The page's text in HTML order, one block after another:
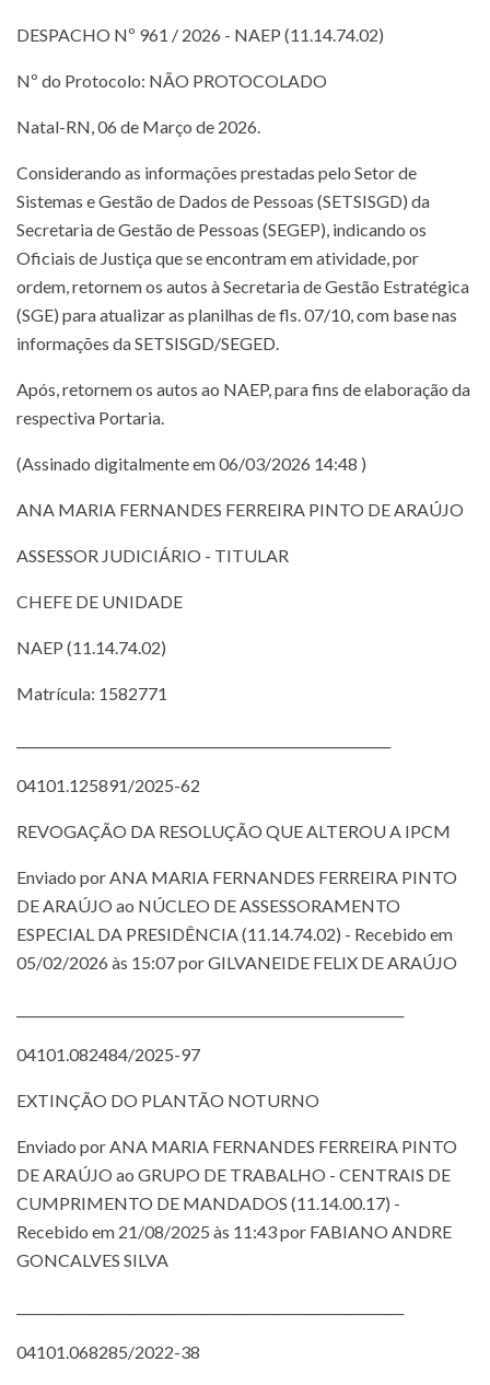
DESPACHO Nº 961 / 2026 - NAEP (11.14.74.02)
Nº do Protocolo: NÃO PROTOCOLADO
Natal-RN, 06 de Março de 2026.
Considerando as informações prestadas pelo Setor de
Sistemas e Gestão de Dados de Pessoas (SETSISGD) da
Secretaria de Gestão de Pessoas (SEGEP), indicando os
Oficiais de Justiça que se encontram em atividade, por
ordem, retornem os autos à Secretaria de Gestão Estratégica
(SGE) para atualizar as planilhas de fls. 07/10, com base nas
informações da SETSISGD/SEGED.
Após, retornem os autos ao NAEP, para fins de elaboração da
respectiva Portaria.
(Assinado digitalmente em 06/03/2026 14:48 )
ANA MARIA FERNANDES FERREIRA PINTO DE ARAÚJO
ASSESSOR JUDICIÁRIO - TITULAR
CHEFE DE UNIDADE
NAEP (11.14.74.02)
Matrícula: 1582771
04101.125891/2025-62
REVOGAÇÃO DA RESOLUÇÃO QUE ALTEROU A IPCM
Enviado por ANA MARIA FERNANDES FERREIRA PINTO
DE ARAÚJO ao NÚCLEO DE ASSESSORAMENTO
ESPECIAL DA PRESIDÊNCIA (11.14.74.02) - Recebido em
05/02/2026 às 15:07 por GILVANEIDE FELIX DE ARAÚJO
04101.082484/2025-97
EXTINÇÃO DO PLANTÃO NOTURNO
Enviado por ANA MARIA FERNANDES FERREIRA PINTO
DE ARAÚJO ao GRUPO DE TRABALHO - CENTRAIS DE
CUMPRIMENTO DE MANDADOS (11.14.00.17) -
Recebido em 21/08/2025 às 11:43 por FABIANO ANDRE
GONCALVES SILVA
04101.068285/2022-38